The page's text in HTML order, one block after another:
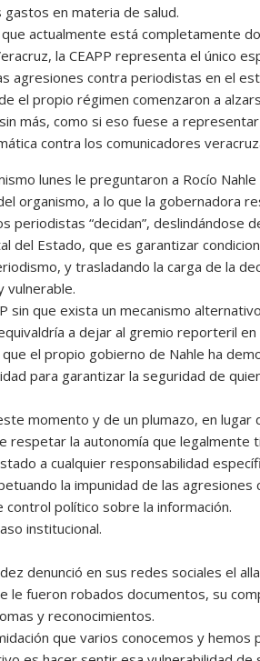
en materia de salud.
actualmente está completamente
la CEAPP representa el único
agresiones contra periodistas en el
el propio régimen comenzaron a
más, como si eso fuese a representar
contra los comunicadores
lunes le preguntaron a Rocío
organismo, a lo que la gobernadora
periodistas “decidan”, deslindándose
del Estado, que es garantizar
y trasladando la carga de la
vulnerable.
sin que exista un mecanismo
a dejar al gremio reporteril en
el propio gobierno de Nahle ha
para garantizar la seguridad de
momento y de un plumazo, en lugar
respetar la autonomía que legalmente
a cualquier responsabilidad
la impunidad de las agresiones
control político sobre la información.
institucional.
denunció en sus redes sociales el
le fueron robados documentos, su
y reconocimientos.
que varios conocemos y hemos